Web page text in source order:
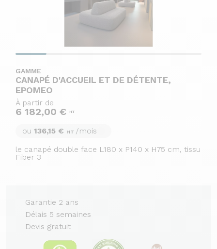
GAMME
CANAPÉ D'ACCUEIL ET DE DÉTENTE,
EPOMEO
À partir de
6 182,00 € HT
ou 136,15 € HT /mois
le canapé double face L180 x P140 x H75 cm, tissu
Fiber 3
Garantie 2 ans
Délais 5 semaines
Devis gratuit